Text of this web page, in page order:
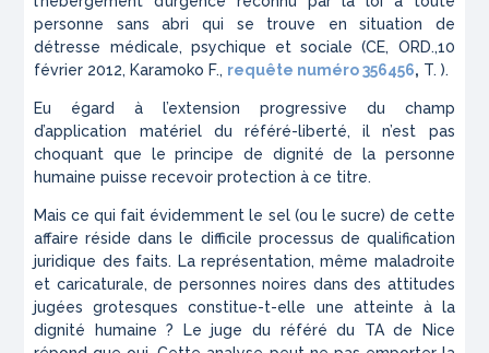
personne sans abri qui se trouve en situation de
détresse médicale, psychique et sociale (CE, ORD.,10
février 2012, Karamoko F., requête numéro 356456, T. ).
Eu égard à l’extension progressive du champ
d’application matériel du référé-liberté, il n’est pas
choquant que le principe de dignité de la personne
humaine puisse recevoir protection à ce titre.
Mais ce qui fait évidemment le sel (ou le sucre) de cette
affaire réside dans le difficile processus de qualification
juridique des faits. La représentation, même maladroite
et caricaturale, de personnes noires dans des attitudes
jugées grotesques constitue-t-elle une atteinte à la
dignité humaine ? Le juge du référé du TA de Nice